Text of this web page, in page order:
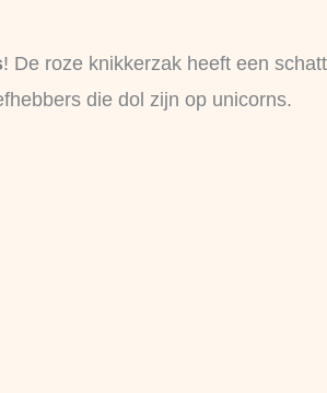
! De roze knikkerzak heeft een
die dol zijn op unicorns.